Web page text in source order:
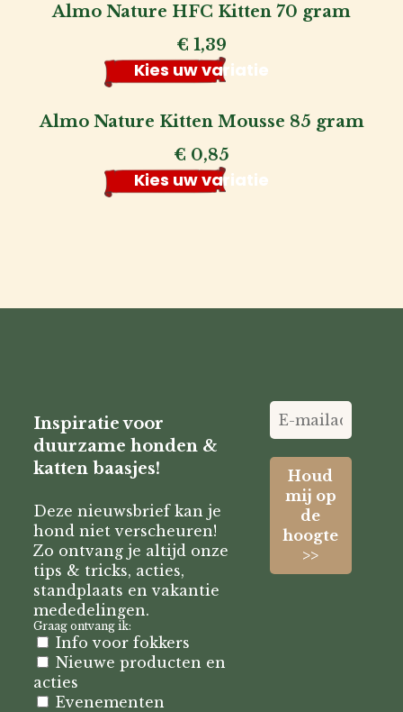
Almo Nature HFC Kitten 70 gram
€ 1,39
Kies uw variatie
Almo Nature Kitten Mousse 85 gram
€ 0,85
Kies uw variatie
Inspiratie voor
duurzame honden &
katten baasjes!
Deze nieuwsbrief kan je
hond niet verscheuren!
Zo ontvang je altijd onze
tips & tricks, acties,
standplaats en vakantie
mededelingen.
Graag ontvang ik:
Info voor fokkers
Nieuwe producten en
acties
Evenementen